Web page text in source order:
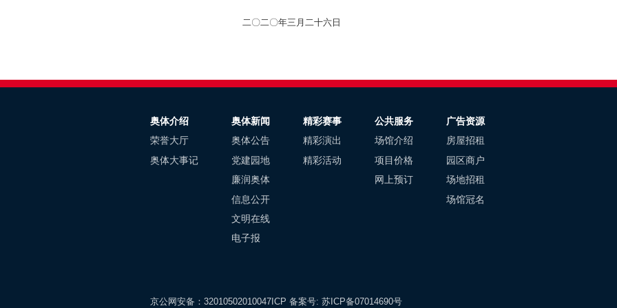
年三月二十六日
奥体介绍
荣誉大厅
奥体大事记
奥体新闻
奥体公告
党建园地
廉润奥体
信息公开
文明在线
电子报
精彩赛事
精彩演出
精彩活动
公共服务
场馆介绍
项目价格
网上预订
广告资源
房屋招租
园区商户
场地招租
场馆冠名
京公网安备：32010502010047 ICP 备案号: 苏ICP备07014690号